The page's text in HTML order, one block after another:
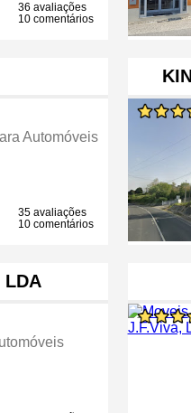
36 avaliações
10 comentários
Automóveis
35 avaliações
10 comentários
LDA